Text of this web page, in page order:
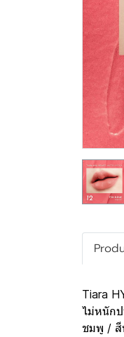
Tiara
ไม่หนักป
ชมพู / สี